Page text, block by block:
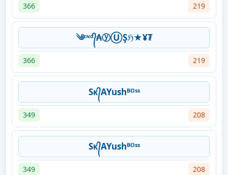
366 219
༄ᶦᶰᵈ᭄₳ⓨⓊŞℌ★¥₮
366 219
Sᴋ᭄AYushᴮᴼˢˢ
349 208
Sᴋ᭄AYushᴮᴼˢˢ
349 208